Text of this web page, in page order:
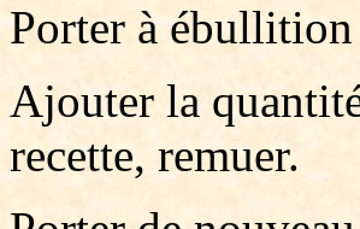
Porter à
Ajouter la
recette, remuer.